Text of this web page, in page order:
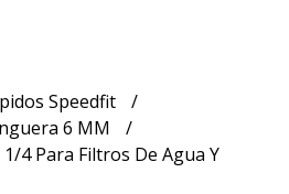
Speedfit
6 MM
4 Para Filtros De Agua Y